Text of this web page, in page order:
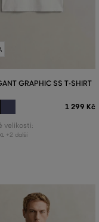
GRAPHIC SS T-SHIRT
1 299 Kč
velikosti:
+2 další